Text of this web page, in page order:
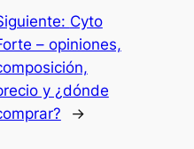
Cyto
– opiniones,
y ¿dónde
→